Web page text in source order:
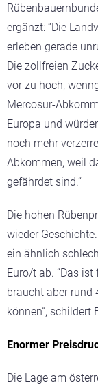
ergänzt: “Die
erleben gerade
Die zollfreien
vor zu hoch,
Mercosur-
Europa und
noch mehr
Abkommen, weil
gefährdet sind.“
Die hohen
wieder
ein ähnlich
Euro/t ab. “Das
braucht aber rund
können“, schildert
Enormer
Die Lage am